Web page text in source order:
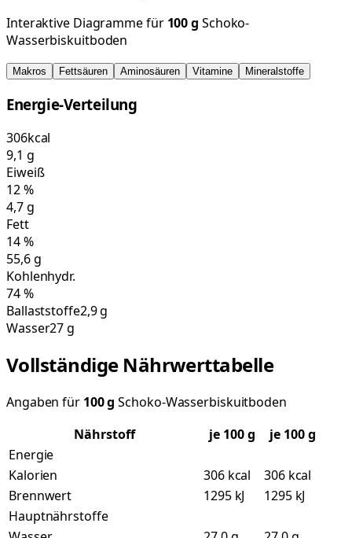
Interaktive Diagramme für 100g Schoko-
Wasserbiskuitboden
Makros Fettsäuren Aminosäuren Vitamine Mineralstoffe
Energie-Verteilung
306kcal
9,1 g
Eiweiß
12%
4,7g
Fett
14%
55,6g
Kohlenhydr.
74%
Ballaststoffe2,9 g
Wasser27 g
Vollständige Nährwerttabelle
Angaben für 100g Schoko-Wasserbiskuitboden
Nährstoff
je 100g
je 100 g
Energie
Kalorien
306 kcal
306 kcal
Brennwert
1295 kJ
1295 kJ
Hauptnährstoffe